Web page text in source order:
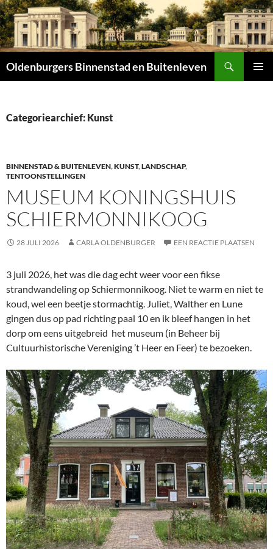
Oldenburgers Binnenstad en Buitenleven
Categoriearchief: Kunst
BINNENSTAD & BUITENLEVEN,KUNST,LANDSCHAP,
TENTOONSTELLINGEN
MUSEUM KONINGSHUIS
SCHIERMONNIKOOG
28 JULI 2026 CARLA OLDENBURGER EEN REACTIE PLAATSEN
3 juli 2026, het was die dag echt weer voor een fikse
strandwandeling op Schiermonnikoog. Niet te warm en niet te
koud, wel een beetje stormachtig. Juliet, Walther en Lune
gingen dus op pad richting paal 10 en ik bleef hangen in het
dorp om eens uitgebreid het museum (in Beheer bij
Cultuurhistorische Vereniging ’t Heer en Feer) te bezoeken.